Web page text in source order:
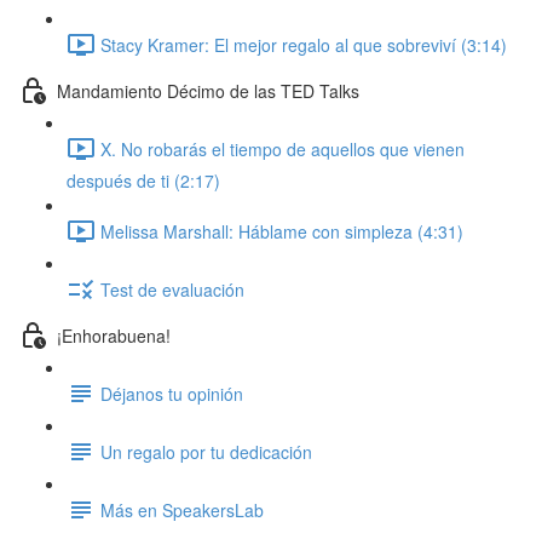
Stacy Kramer: El mejor regalo al que sobreviví (3:14)
Mandamiento Décimo de las TED Talks
X. No robarás el tiempo de aquellos que vienen
después de ti (2:17)
Melissa Marshall: Háblame con simpleza (4:31)
Test de evaluación
¡Enhorabuena!
Déjanos tu opinión
Un regalo por tu dedicación
Más en SpeakersLab